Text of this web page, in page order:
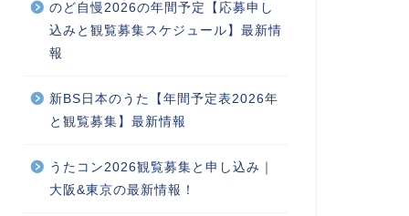
のど自慢2026の年間予定【応募申し
込みと観覧募集スケジュール】最新情
報
新BS日本のうた【年間予定表2026年
と観覧募集】最新情報
うたコン2026観覧募集と申し込み｜
大阪&東京の最新情報！